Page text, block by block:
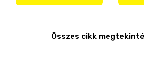
Összes cikk